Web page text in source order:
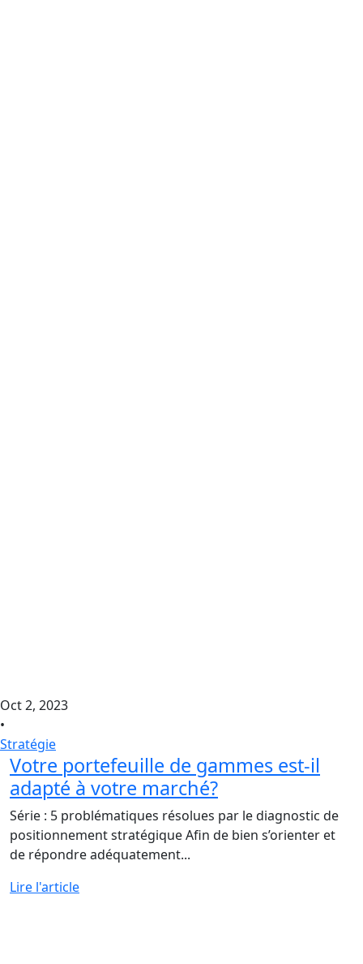
Oct 2, 2023
•
Stratégie
Votre portefeuille de gammes est-il
adapté à votre marché?
Série : 5 problématiques résolues par le diagnostic de
positionnement stratégique Afin de bien s’orienter et
de répondre adéquatement...
Lire l'article